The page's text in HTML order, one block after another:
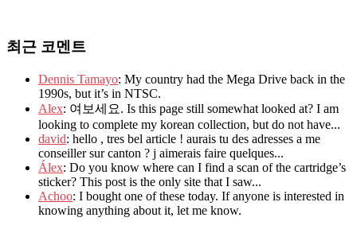
최근 코멘트
Dennis Tamayo: My country had the Mega Drive back in the
1990s, but it’s in NTSC.
Alex: 여보세요. Is this page still somewhat looked at? I am
looking to complete my korean collection, but do not have...
david: hello , tres bel article ! aurais tu des adresses a me
conseiller sur canton ? j aimerais faire quelques...
Álex: Do you know where can I find a scan of the cartridge’s
sticker? This post is the only site that I saw...
Achoo: I bought one of these today. If anyone is interested in
knowing anything about it, let me know.